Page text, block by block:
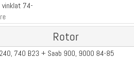
vinklat 74-
Rotor
740 B23 + Saab 900, 9000 84-85